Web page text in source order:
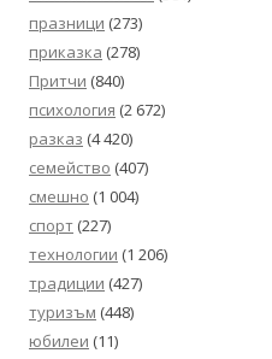
празници (273)
приказка (278)
Притчи (840)
психология (2 672)
разказ (4 420)
семейство (407)
смешно (1 004)
спорт (227)
технологии (1 206)
традиции (427)
туризъм (448)
юбилеи (11)